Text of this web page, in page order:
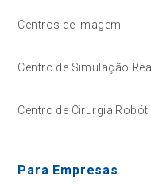
Centros de Imagem
Centro de Simulação
Centro de Cirurgia
Para Empresas